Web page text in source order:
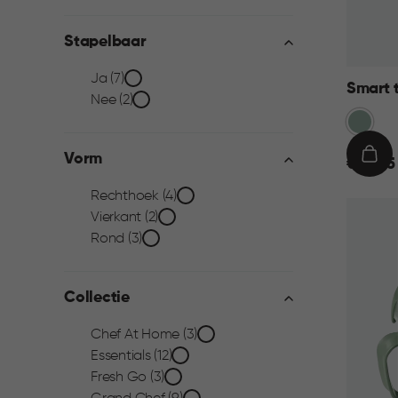
filter
Stapelbaar
Stapelbaar
Ja (7)
Nee (2)
Vorm
Vorm
filter
Rechthoek (4)
Vierkant (2)
Rond (3)
Collectie
Collectie
filter
Chef At Home (3)
Essentials (12)
Fresh Go (3)
Smart
Groen
€€ 10,95
IN